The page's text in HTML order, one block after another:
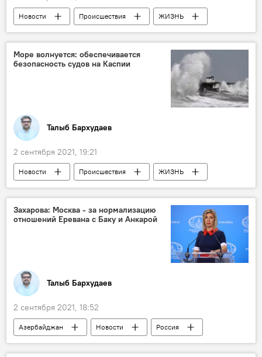
Новости Происшествия
ЖИЗНЬ
Здоровье
Азербайджан
Государственное агентство продовольственной безопасности АР
цех
Море волнуется: обеспечивается
безопасность судов на Каспии
Талыб Бархудаев
2 сентября 2021, 19:21
Новости Происшествия
ЖИЗНЬ
Азербайджан
море ветер
Захарова: Москва - за нормализацию
отношений Еревана с Баку и Анкарой
Талыб Бархудаев
2 сентября 2021, 18:52
Азербайджан Новости
Россия
Карабах
Политика